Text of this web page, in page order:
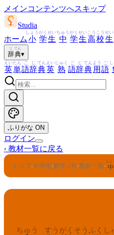
メインコンテンツへスキップ
Studia
ホーム 小
しょう
学
がく
生
せい
中
ちゅう
学
がく
生
せい
高
こう
校
こう
生
せい
辞
じ
典
てん
▾
英
えい
単
たん
語
ご
辞
じ
典
てん
英
えい
熟
じゅく
語
ご
辞
じ
典
てん
用
よう
語
ご
ふりがな ON
ログイン
‹ 教材一覧に戻る
トップ›中学生›数学 2年›教材一覧› 中
ちゅ
ちゅう すうがく そう ふくし